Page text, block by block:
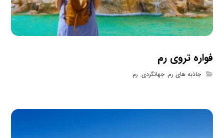
فواره تروی رم
جاذبه های رم,جهانگردی, رم